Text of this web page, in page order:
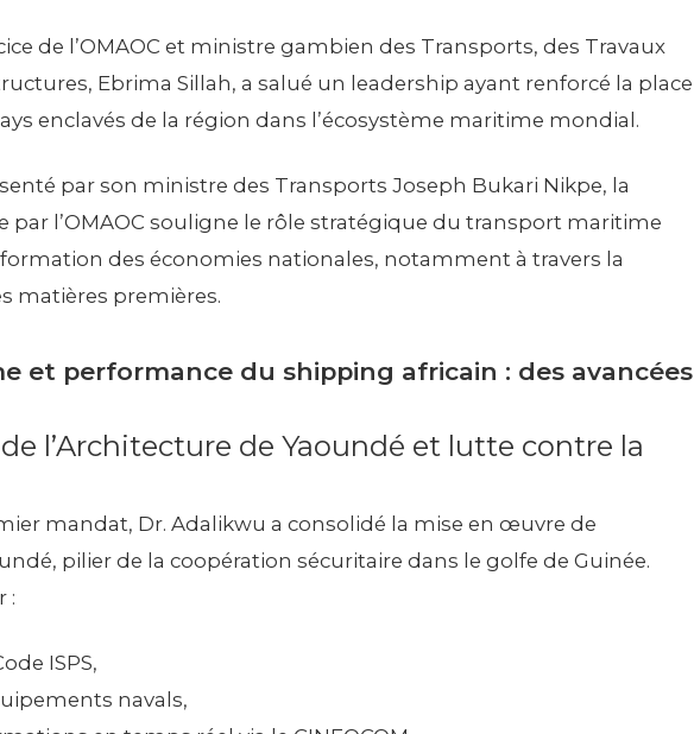
de l’OMAOC et ministre gambien des Transports, des Travaux
Ebrima Sillah, a salué un leadership ayant renforcé la place
enclavés de la région dans l’écosystème maritime mondial.
par son ministre des Transports Joseph Bukari Nikpe, la
l’OMAOC souligne le rôle stratégique du transport maritime
des économies nationales, notamment à travers la
matières premières.
et performance du shipping africain : des avancées
l’Architecture de Yaoundé et lutte contre la
mandat, Dr. Adalikwu a consolidé la mise en œuvre de
pilier de la coopération sécuritaire dans le golfe de Guinée.
:
ISPS,
navals,